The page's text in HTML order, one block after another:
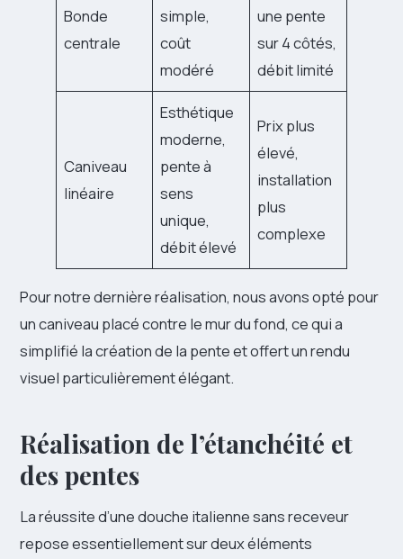
Bonde
centrale
simple,
coût
modéré
une pente
sur 4 côtés,
débit limité
Caniveau
linéaire
Esthétique
moderne,
pente à
sens
unique,
débit élevé
Prix plus
élevé,
installation
plus
complexe
Pour notre dernière réalisation, nous avons opté pour
un caniveau placé contre le mur du fond, ce qui a
simplifié la création de la pente et offert un rendu
visuel particulièrement élégant.
Réalisation de l’étanchéité et
des pentes
La réussite d’une douche italienne sans receveur
repose essentiellement sur deux éléments